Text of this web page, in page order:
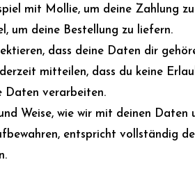
mit Mollie, um deine Zahlung
um deine Bestellung zu liefern.
dass deine Daten dir
mitteilen, dass du keine
Daten verarbeiten.
Weise, wie wir mit deinen Daten
entspricht vollständig